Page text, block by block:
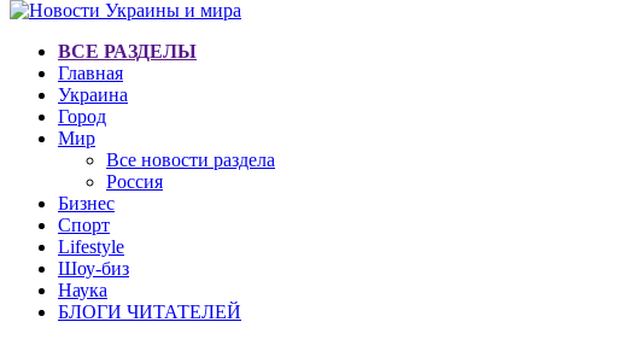
ВСЕ РАЗДЕЛЫ
Главная
Украина
Город
Мир
Все новости раздела
Россия
Бизнес
Спорт
Lifestyle
Шоу-биз
Наука
БЛОГИ ЧИТАТЕЛЕЙ